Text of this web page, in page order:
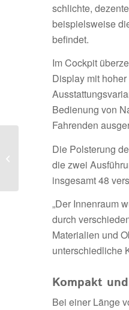
schlichte,
beispielsweise
befindet.
Im Cockpit
Display mit
Bedienung von
Fahrenden
Die Polsterung
die zwei
insgesamt 48
„Der Innenraum
durch
Materialien und
unterschiedliche
Kompakt
Bei einer Länge
Kia gibt Preis und
EV9 GT* bekannt